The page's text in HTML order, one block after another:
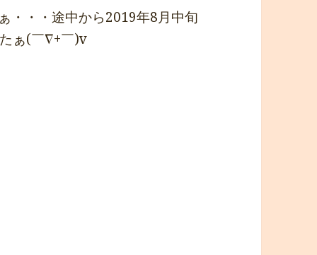
・・・途中から2019年8月中旬
ぁ(￣∇+￣)v